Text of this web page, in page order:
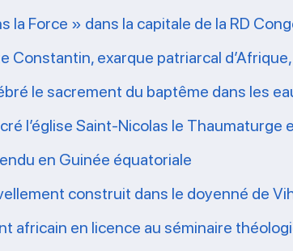
la Force » dans la capitale de la RD
Constantin, exarque patriarcal
le sacrement du baptême dans les
l’église Saint-Nicolas le Thaumaturge
en Guinée équatoriale
construit dans le doyenné de
africain en licence au séminaire